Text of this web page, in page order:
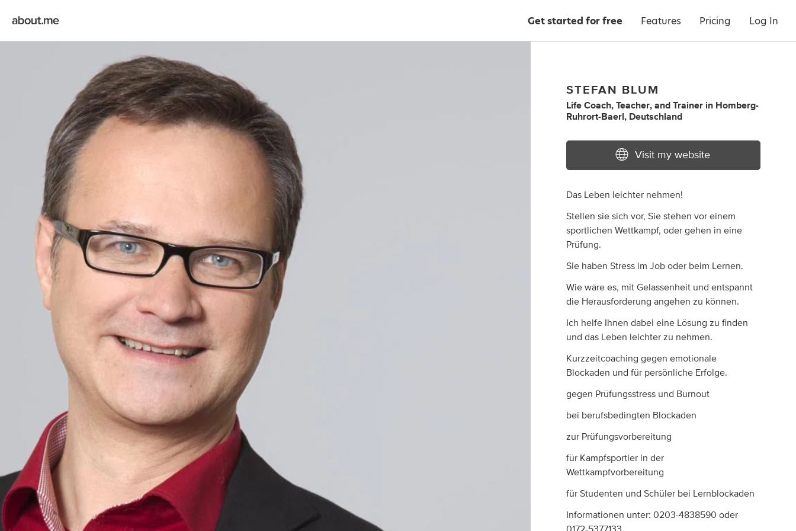
Get started for free Features Pricing Log In
STEFAN BLUM
Life Coach, Teacher, andTrainer in Homberg-
Ruhrort-Baerl, Deutschland
Visit my website
Das Leben leichter nehmen!
Stellen sie sich vor, Sie stehen vor einem
sportlichen Wettkampf, oder gehen in eine
Prüfung.
Sie haben Stress im Job oder beim Lernen.
Wie wäre es, mit Gelassenheit und entspannt
die Herausforderung angehen zu können.
Ich helfe Ihnen dabei eine Lösung zu finden
und das Leben leichter zu nehmen.
Kurzzeitcoaching gegen emotionale
Blockaden und für persönliche Erfolge.
gegen Prüfungsstress und Burnout
bei berufsbedingten Blockaden
zur Prüfungsvorbereitung
für Kampfsportler in der
Wettkampfvorbereitung
für Studenten und Schüler bei Lernblockaden
Informationen unter: 0203-4838590 oder